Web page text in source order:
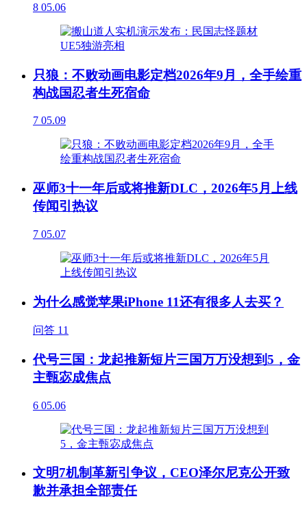
8 05.06
只狼：不败动画电影定档2026年9月，全手绘重
构战国忍者生死宿命
7 05.09
巫师3十一年后或将推新DLC，2026年5月上线
传闻引热议
7 05.07
为什么感觉苹果iPhone 11还有很多人去买？
问答 11
代号三国：龙起推新短片三国万万没想到5，金
主甄宓成焦点
6 05.06
文明7机制革新引争议，CEO泽尔尼克公开致
歉并承担全部责任